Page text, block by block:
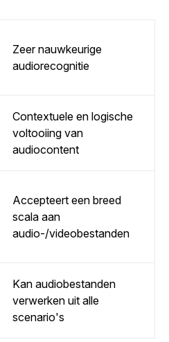
Zeer nauwkeurige
audiorecognitie
Contextuele en logische
voltooiing van
audiocontent
Accepteert een breed
scala aan
audio-/videobestanden
Kan audiobestanden
verwerken uit alle
scenario's